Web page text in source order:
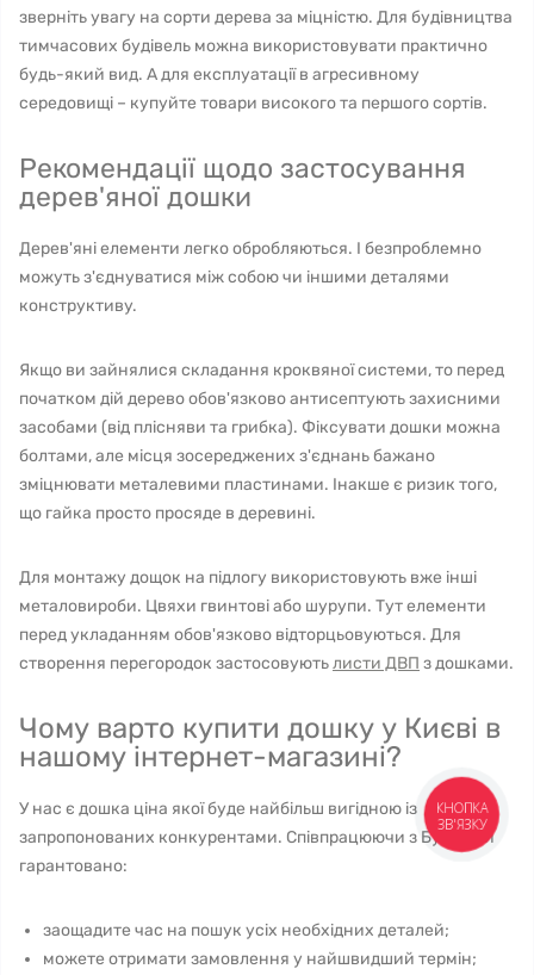
зверніть увагу на сорти дерева за міцністю. Для будівництва
тимчасових будівель можна використовувати практично
будь-який вид. А для експлуатації в агресивному
середовищі – купуйте товари високого та першого сортів.
Рекомендації щодо застосування
дерев'яної дошки
Дерев'яні елементи легко обробляються. І безпроблемно
можуть з'єднуватися між собою чи іншими деталями
конструктиву.
Якщо ви зайнялися складання кроквяної системи, то перед
початком дій дерево обов'язково антисептують захисними
засобами (від плісняви ​​та грибка). Фіксувати дошки можна
болтами, але місця зосереджених з'єднань бажано
зміцнювати металевими пластинами. Інакше є ризик того,
що гайка просто просяде в деревині.
Для монтажу дощок на підлогу використовують вже інші
металовироби. Цвяхи гвинтові або шурупи. Тут елементи
перед укладанням обов'язково відторцьовуються. Для
створення перегородок застосовуютьлисти ДВП з дошками.
Чому варто купити дошку у Києві в
нашому інтернет-магазині?
У нас є дошка ціна якої буде найбільш вигідною із
запропонованих конкурентами. Співпрацюючи з Буд24 ви
гарантовано:
заощадите час на пошук усіх необхідних деталей;
можете отримати замовлення у найшвидший термін;
КНОПКА
ЗВ'ЯЗКУ